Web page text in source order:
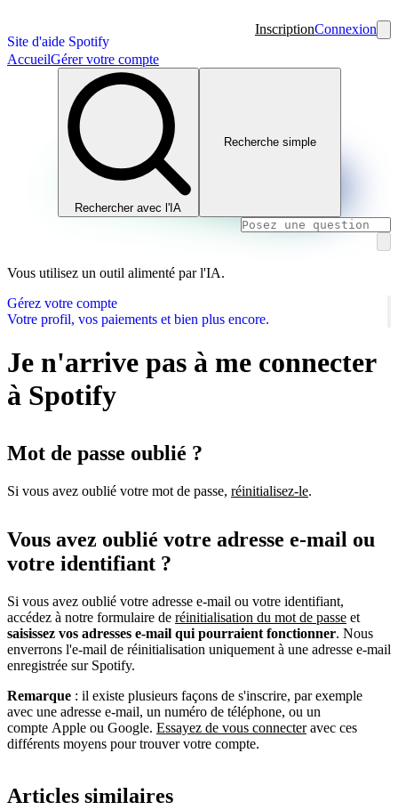
Site d'aide Spotify
InscriptionConnexion
AccueilGérer votre compte
Rechercher avec l'IA
Recherche simple
Vous utilisez un outil alimenté par l'IA.
Gérez votre compte
Votre profil, vos paiements et bien plus encore.
Je n'arrive pas à me connecter
à Spotify
Mot de passe oublié ?
Si vous avez oublié votre mot de passe, réinitialisez-le.
Vous avez oublié votre adresse e-mail ou
votre identifiant ?
Si vous avez oublié votre adresse e-mail ou votre identifiant,
accédez à notre formulaire de réinitialisation du mot de passe et
saisissez vos adresses e-mail qui pourraient fonctionner. Nous
enverrons l'e-mail de réinitialisation uniquement à une adresse e-mail
enregistrée sur Spotify.
Remarque : il existe plusieurs façons de s'inscrire, par exemple
avec une adresse e-mail, un numéro de téléphone, ou un
compte Apple ou Google. Essayez de vous connecteravec ces
différents moyens pour trouver votre compte.
Articles similaires